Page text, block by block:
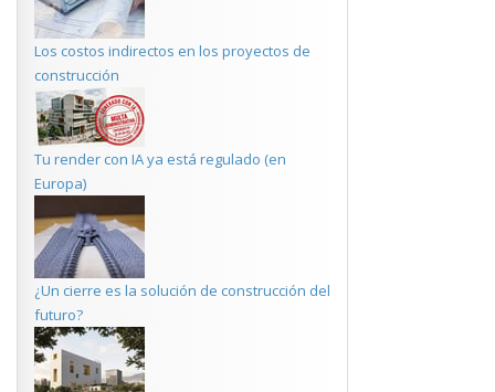
Los costos indirectos en los proyectos de
construcción
Tu render con IA ya está regulado (en
Europa)
¿Un cierre es la solución de construcción del
futuro?